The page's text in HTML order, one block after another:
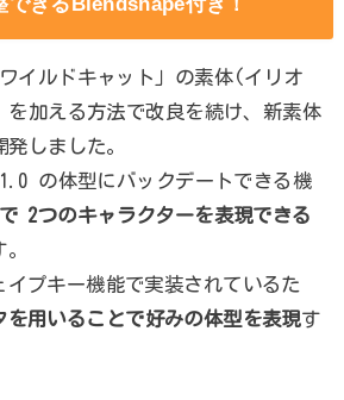
イルドキャット」の素体(イリオ
加える方法で改良を続け、新素体
しました。
の体型にバックデートできる機
2つのキャラクターを表現できる
イプキー機能で実装されているた
を用いることで好みの体型を表現す